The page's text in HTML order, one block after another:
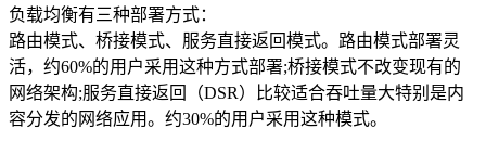
联系方式
加入我们
企业文化
负载均衡有三种部署方式：
路由模式、桥接模式、服务直接返回模式。路由模式部署灵
活，约60%的用户采用这种方式部署;桥接模式不改变现有的
网络架构;服务直接返回（DSR）比较适合吞吐量大特别是内
容分发的网络应用。约30%的用户采用这种模式。